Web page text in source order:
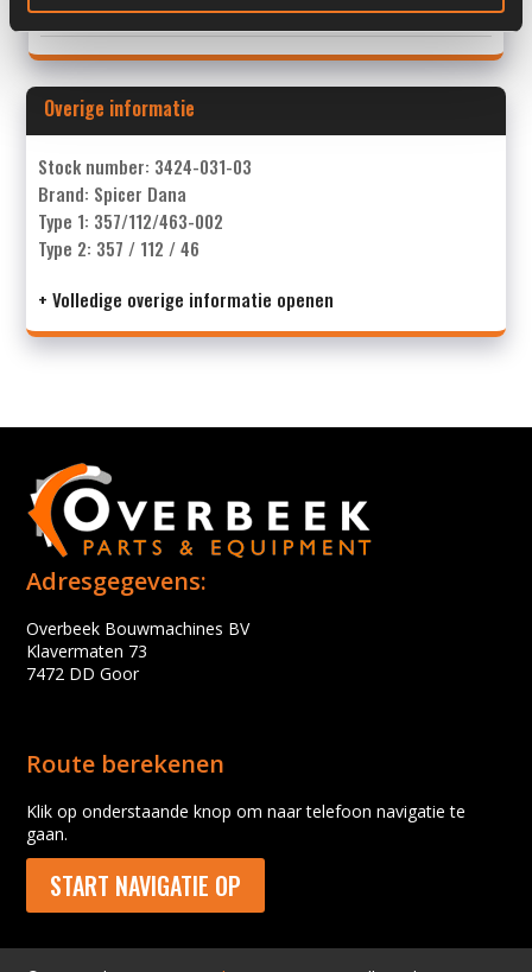
Land:
Nederland
Overige informatie
Stock number: 3424-031-03
Brand: Spicer Dana
Type 1: 357/112/463-002
Type 2: 357 / 112 / 46
+ Volledige overige informatie openen
Adresgegevens:
Overbeek Bouwmachines BV
Klavermaten 73
7472 DD Goor
Route berekenen
Klik op onderstaande knop om naar telefoon navigatie te
gaan.
START NAVIGATIE OP